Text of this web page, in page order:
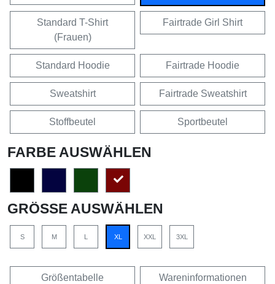
Standard T-Shirt
(Frauen)
Fairtrade Girl Shirt
Standard Hoodie Fairtrade Hoodie
Sweatshirt Fairtrade Sweatshirt
Stoffbeutel Sportbeutel
FARBE AUSWÄHLEN
GRÖSSE AUSWÄHLEN
S M L XL XXL 3XL
Größentabelle Wareninformationen